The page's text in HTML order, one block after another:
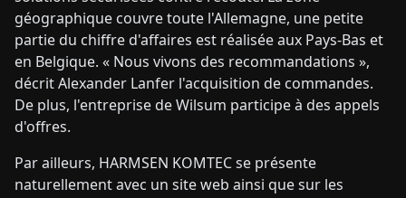
géographique couvre toute l'Allemagne, une petite
partie du chiffre d'affaires est réalisée aux Pays-Bas et
en Belgique. « Nous vivons des recommandations »,
décrit Alexander Lanfer l'acquisition de commandes.
De plus, l'entreprise de Wilsum participe à des appels
d'offres.
Par ailleurs, HARMSEN KOMTEC se présente
naturellement avec un site web ainsi que sur les